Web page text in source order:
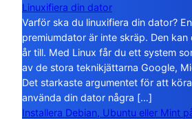
Linuxifiera din dator
Varför ska du linuxifiera din dator?
premiumdator är inte skräp. Den
år till. Med Linux får du ett system
av de stora teknikjättarna Google,
Det starkaste argumentet för att
använda din dator några […]
Installera Debian, Ubuntu eller Mint